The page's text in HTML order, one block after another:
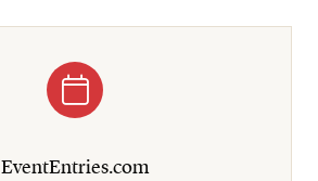
EventEntries.com